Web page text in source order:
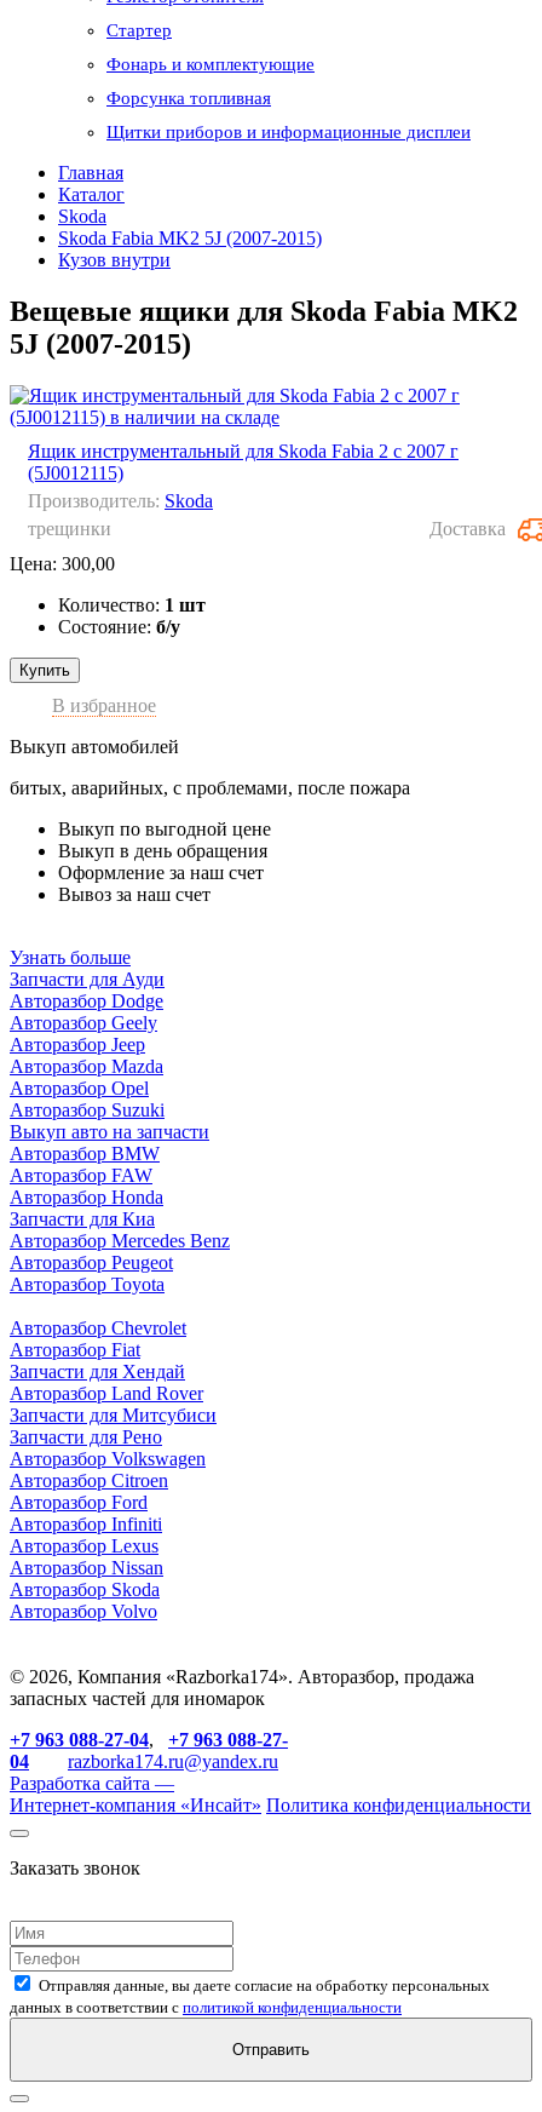
Стартер
Фонарь и комплектующие
Форсунка топливная
Щитки приборов и информационные дисплеи
Главная
Каталог
Skoda
Skoda Fabia MK2 5J (2007-2015)
Кузов внутри
Вещевые ящики для Skoda Fabia MK2
5J (2007-2015)
Ящик инструментальный для Skoda Fabia 2 с 2007 г
(5J0012115)
Производитель: Skoda
трещинки
Доставка
Цена: 300,00
Количество: 1 шт
Состояние: б/у
Купить
В избранное
Выкуп автомобилей
битых, аварийных, с проблемами, после пожара
Выкуп по выгодной цене
Выкуп в день обращения
Оформление за наш счет
Вывоз за наш счет
Узнать больше
Запчасти для Ауди
Авторазбор Dodge
Авторазбор Geely
Авторазбор Jeep
Авторазбор Mazda
Авторазбор Opel
Авторазбор Suzuki
Выкуп авто на запчасти
Авторазбор BMW
Авторазбор FAW
Авторазбор Honda
Запчасти для Киа
Авторазбор Mercedes Benz
Авторазбор Peugeot
Авторазбор Toyota
Авторазбор Chevrolet
Авторазбор Fiat
Запчасти для Хендай
Авторазбор Land Rover
Запчасти для Митсубиси
Запчасти для Рено
Авторазбор Volkswagen
Авторазбор Citroen
Авторазбор Ford
Авторазбор Infiniti
Авторазбор Lexus
Авторазбор Nissan
Авторазбор Skoda
Авторазбор Volvo
© 2026, Компания «Razborka174». Авторазбор, продажа
запасных частей для иномарок
+7 963 088-27-04, +7 963 088-27-
04
razborka174.ru@yandex.ru
Разработка сайта —
Интернет-компания «Инсайт» Политика конфиденциальности
Заказать звонок
Отправляя данные, вы даете согласие на обработку персональных
данных в соответствии с политикой конфиденциальности
Отправить